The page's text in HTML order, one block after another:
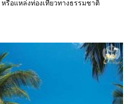
รือแหล่งท่องเที่ยวทางธรรมชาติ